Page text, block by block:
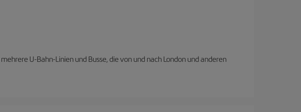
U-Bahn-Linien und Busse, die von und nach London und anderen